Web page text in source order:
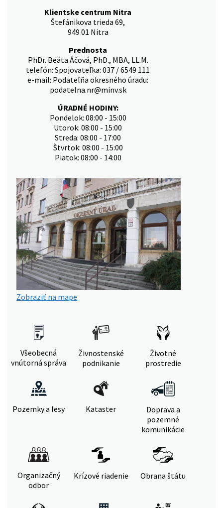
Klientske centrum Nitra
Štefánikova trieda 69,
949 01 Nitra
Prednosta
PhDr. Beáta Áčová, PhD., MBA, LL.M.
telefón: Spojovateľka: 037 / 6549 111
e-mail: Podateľňa okresného úradu:
podatelna.nr@minv.sk
ÚRADNÉ HODINY:
Pondelok: 08:00 - 15:00
Utorok: 08:00 - 15:00
Streda: 08:00 - 17:00
Štvrtok: 08:00 - 15:00
Piatok: 08:00 - 14:00
Zobraziť na mape
Všeobecná
vnútorná správa
Živnostenské
podnikanie
Životné
prostredie
Pozemky a lesy Kataster
Doprava a
pozemné
komunikácie
Organizačný
odbor
Krízové riadenie Obrana štátu